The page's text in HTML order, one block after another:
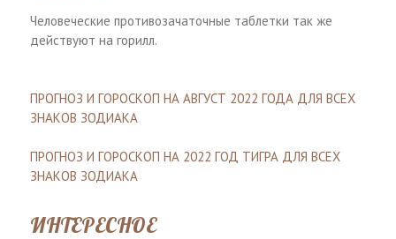
Человеческие противозачаточные таблетки так же
действуют на горилл.
ПРОГНОЗ И ГОРОСКОП НА АВГУСТ 2022 ГОДА ДЛЯ ВСЕХ
ЗНАКОВ ЗОДИАКА
ПРОГНОЗ И ГОРОСКОП НА 2022 ГОД ТИГРА ДЛЯ ВСЕХ
ЗНАКОВ ЗОДИАКА
ИНТЕРЕСНОЕ